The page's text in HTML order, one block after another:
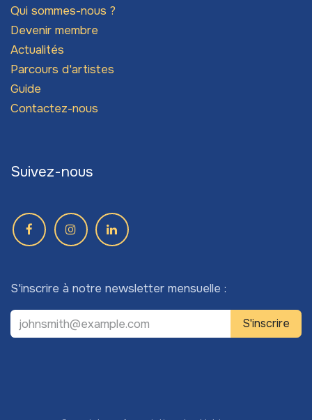
Qui sommes-nous ?
Devenir membre
Actualités
Parcours d'artistes
Guide
Contactez-nous
Suivez-nous
S'inscrire à notre newsletter mensuelle :
S'inscrire